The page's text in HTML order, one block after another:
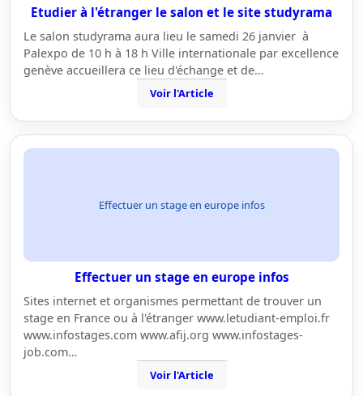
Etudier à l'étranger le salon et le site studyrama
Le salon studyrama aura lieu le samedi 26 janvier à
Palexpo de 10 h à 18 h Ville internationale par excellence
genève accueillera ce lieu d'échange et de…
Voir l'Article
Effectuer un stage en europe infos
Effectuer un stage en europe infos
Sites internet et organismes permettant de trouver un
stage en France ou à l'étranger www.letudiant-emploi.fr
www.infostages.com www.afij.org www.infostages-
job.com…
Voir l'Article